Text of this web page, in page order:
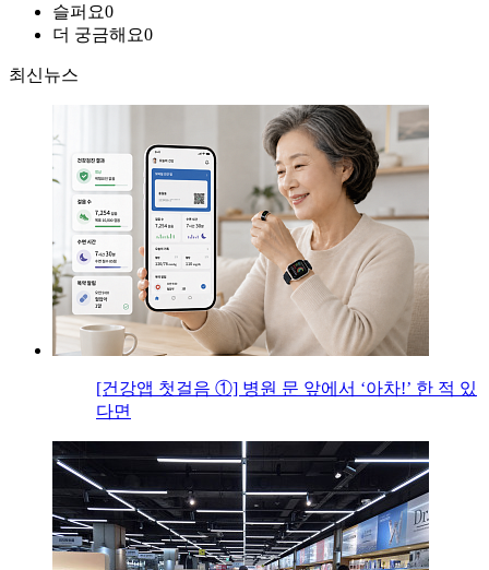
슬퍼요0
더 궁금해요0
최신뉴스
[건강앱 첫걸음 ①] 병원 문 앞에서 ‘아차!’ 한 적 있
다면